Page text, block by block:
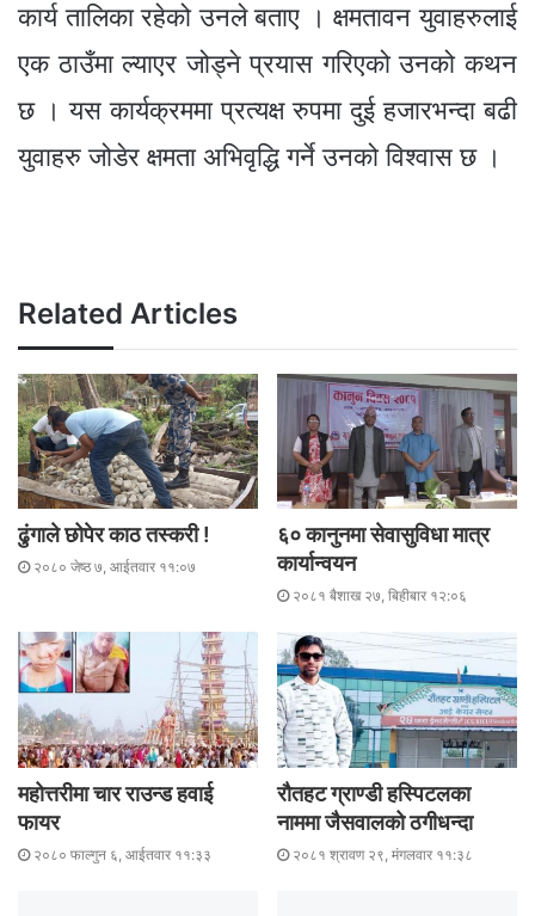
कार्य तालिका रहेको उनले बताए । क्षमतावन युवाहरुलाई
एक ठाउँमा ल्याएर जोड्ने प्रयास गरिएको उनको कथन
छ । यस कार्यक्रममा प्रत्यक्ष रुपमा दुई हजारभन्दा बढी
युवाहरु जोडेर क्षमता अभिवृद्धि गर्ने उनको विश्वास छ ।
Related Articles
ढुंगाले छोपेर काठ तस्करी !
२०८० जेष्ठ ७, आईतवार ११:०७
६० कानुनमा सेवासुविधा मात्र
कार्यान्वयन
२०८१ बैशाख २७, बिहीबार १२:०६
महोत्तरीमा चार राउन्ड हवाई
फायर
२०८० फाल्गुन ६, आईतवार ११:३३
रौतहट ग्राण्डी हस्पिटलका
नाममा जैसवालको ठगीधन्दा
२०८१ श्रावण २९, मंगलवार ११:३८